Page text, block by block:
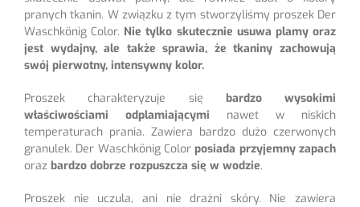
pranych tkanin. W związku z tym stworzyliśmy proszek Der
Waschkönig Color. Nie tylko skutecznie usuwa plamy oraz
jest wydajny, ale także sprawia, że tkaniny zachowują
swój pierwotny, intensywny kolor.
Proszek charakteryzuje się bardzo wysokimi
właściwościami odplamiającymi nawet w niskich
temperaturach prania. Zawiera bardzo dużo czerwonych
granulek. Der Waschkönig Colorposiada przyjemny zapach
oraz bardzo dobrze rozpuszcza się w wodzie.
Proszek nie uczula, ani nie drażni skóry. Nie zawiera